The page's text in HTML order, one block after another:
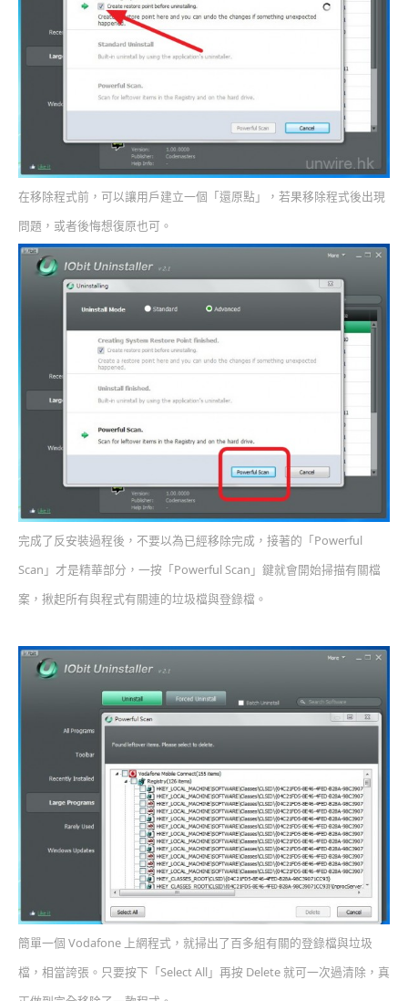
在移除程式前，可以讓用戶建立一個「還原點」，若果移除程式後出現
問題，或者後悔想復原也可。
完成了反安裝過程後，不要以為已經移除完成，接著的「Powerful
Scan」才是精華部分，一按「Powerful Scan」鍵就會開始掃描有關檔
案，揪起所有與程式有關連的垃圾檔與登錄檔。
簡單一個 Vodafone 上網程式，就掃出了百多組有關的登錄檔與垃圾
檔，相當誇張。只要按下「Select All」再按 Delete 就可一次過清除，真